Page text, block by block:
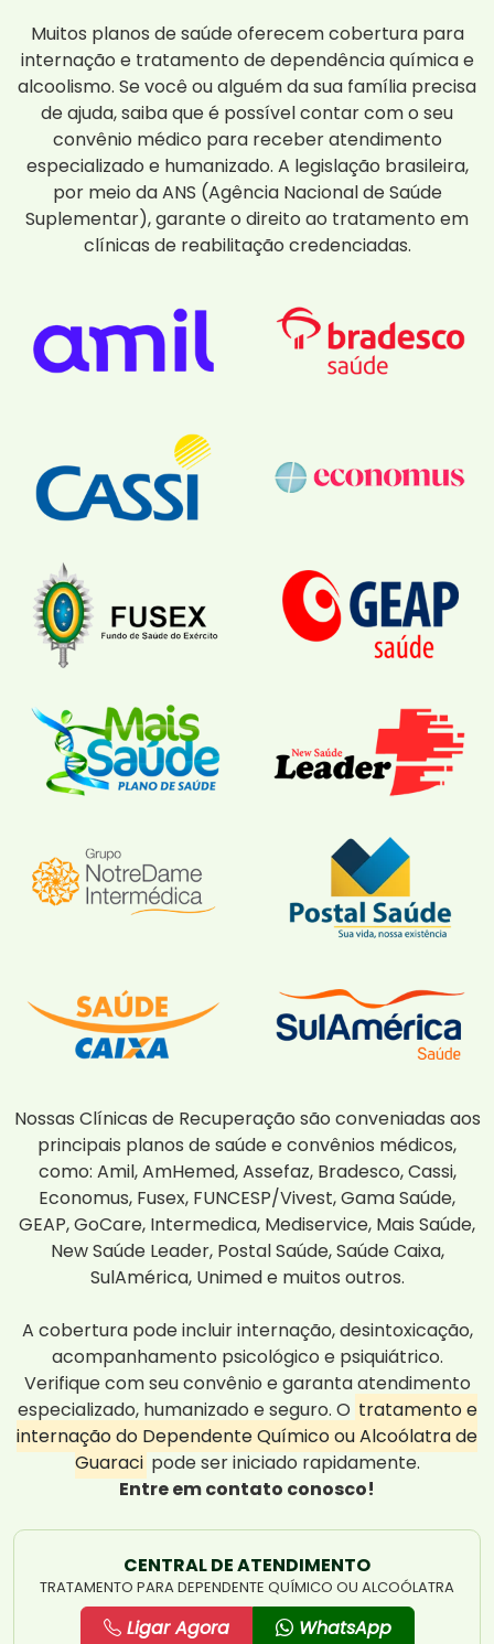
Muitos planos de saúde oferecem cobertura para
internação e tratamento de dependência química e
alcoolismo. Se você ou alguém da sua família precisa
de ajuda, saiba que é possível contar com o seu
convênio médico para receber atendimento
especializado e humanizado. A legislação brasileira,
por meio da ANS (Agência Nacional de Saúde
Suplementar), garante o direito ao tratamento em
clínicas de reabilitação credenciadas.
Nossas Clínicas de Recuperação são conveniadas aos
principais planos de saúde e convênios médicos,
como: Amil, AmHemed, Assefaz, Bradesco, Cassi,
Economus, Fusex, FUNCESP/Vivest, Gama Saúde,
GEAP, GoCare, Intermedica, Mediservice, Mais Saúde,
New Saúde Leader, Postal Saúde, Saúde Caixa,
SulAmérica, Unimed e muitos outros.
A cobertura pode incluir internação, desintoxicação,
acompanhamento psicológico e psiquiátrico.
Verifique com seu convênio e garanta atendimento
especializado, humanizado e seguro. O tratamento e
internação do Dependente Químico ou Alcoólatra de
Guaraci pode ser iniciado rapidamente.
Entre em contato conosco!
CENTRAL DE ATENDIMENTO
TRATAMENTO PARA DEPENDENTE QUÍMICO OU ALCOÓLATRA
Ligar Agora WhatsApp